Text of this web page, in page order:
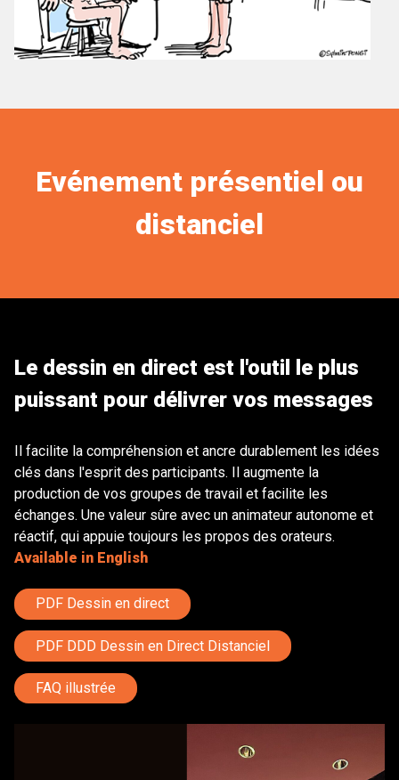
Evénement présentiel ou
distanciel
Le dessin en direct est l'outil le plus
puissant pour délivrer vos messages
Il facilite la compréhension et ancre durablement les idées
clés dans l'esprit des participants. Il augmente la
production de vos groupes de travail et facilite les
échanges. Une valeur sûre avec un animateur autonome et
réactif, qui appuie toujours les propos des orateurs.
Available in English
PDF Dessin en direct
PDF DDD Dessin en Direct Distanciel
FAQ illustrée